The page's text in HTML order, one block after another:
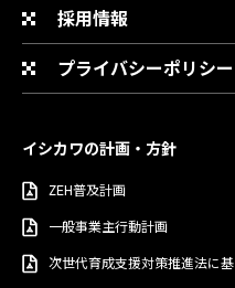
採用情報
プライバシーポリシー
イシカワの計画・方針
ZEH普及計画
一般事業主行動計画
次世代育成支援対策推進法に